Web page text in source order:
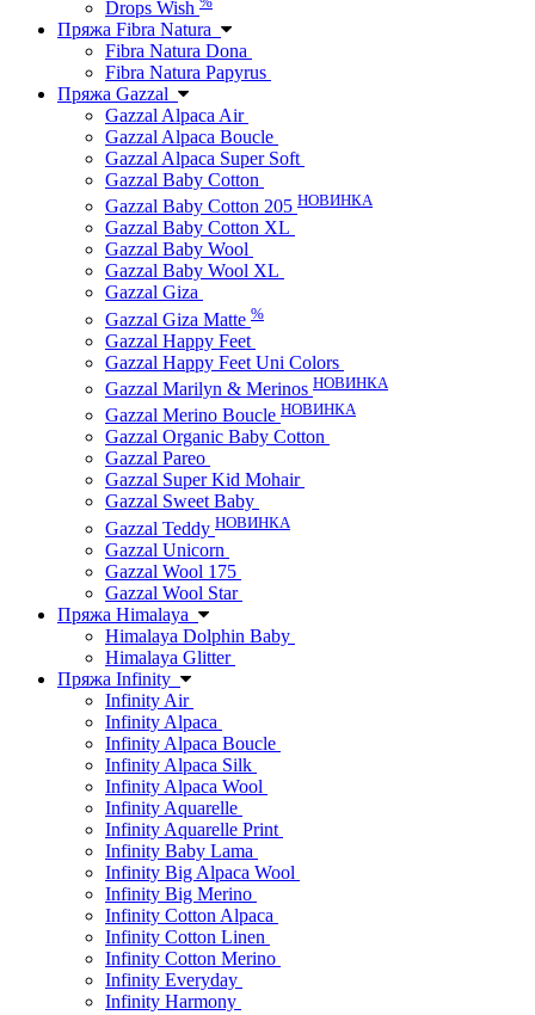
Drops Wish
Пряжа Fibra Natura
Fibra Natura Dona
Fibra Natura Papyrus
Пряжа Gazzal
Gazzal Alpaca Air
Gazzal Alpaca Boucle
Gazzal Alpaca Super Soft
Gazzal Baby Cotton
Gazzal Baby Cotton 205 НОВИНКА
Gazzal Baby Cotton XL
Gazzal Baby Wool
Gazzal Baby Wool XL
Gazzal Giza
Gazzal Giza Matte %
Gazzal Happy Feet
Gazzal Happy Feet Uni Colors
Gazzal Marilyn & Merinos НОВИНКА
Gazzal Merino Boucle НОВИНКА
Gazzal Organic Baby Cotton
Gazzal Pareo
Gazzal Super Kid Mohair
Gazzal Sweet Baby
Gazzal Teddy НОВИНКА
Gazzal Unicorn
Gazzal Wool 175
Gazzal Wool Star
Пряжа Himalaya
Himalaya Dolphin Baby
Himalaya Glitter
Пряжа Infinity
Infinity Air
Infinity Alpaca
Infinity Alpaca Boucle
Infinity Alpaca Silk
Infinity Alpaca Wool
Infinity Aquarelle
Infinity Aquarelle Print
Infinity Baby Lama
Infinity Big Alpaca Wool
Infinity Big Merino
Infinity Cotton Alpaca
Infinity Cotton Linen
Infinity Cotton Merino
Infinity Everyday
Infinity Harmony